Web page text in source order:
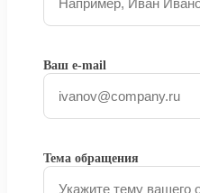
Ваш e-mail
Тема обращения